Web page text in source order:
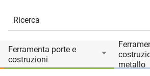
Ferramenta porte e
costruzioni
metallo